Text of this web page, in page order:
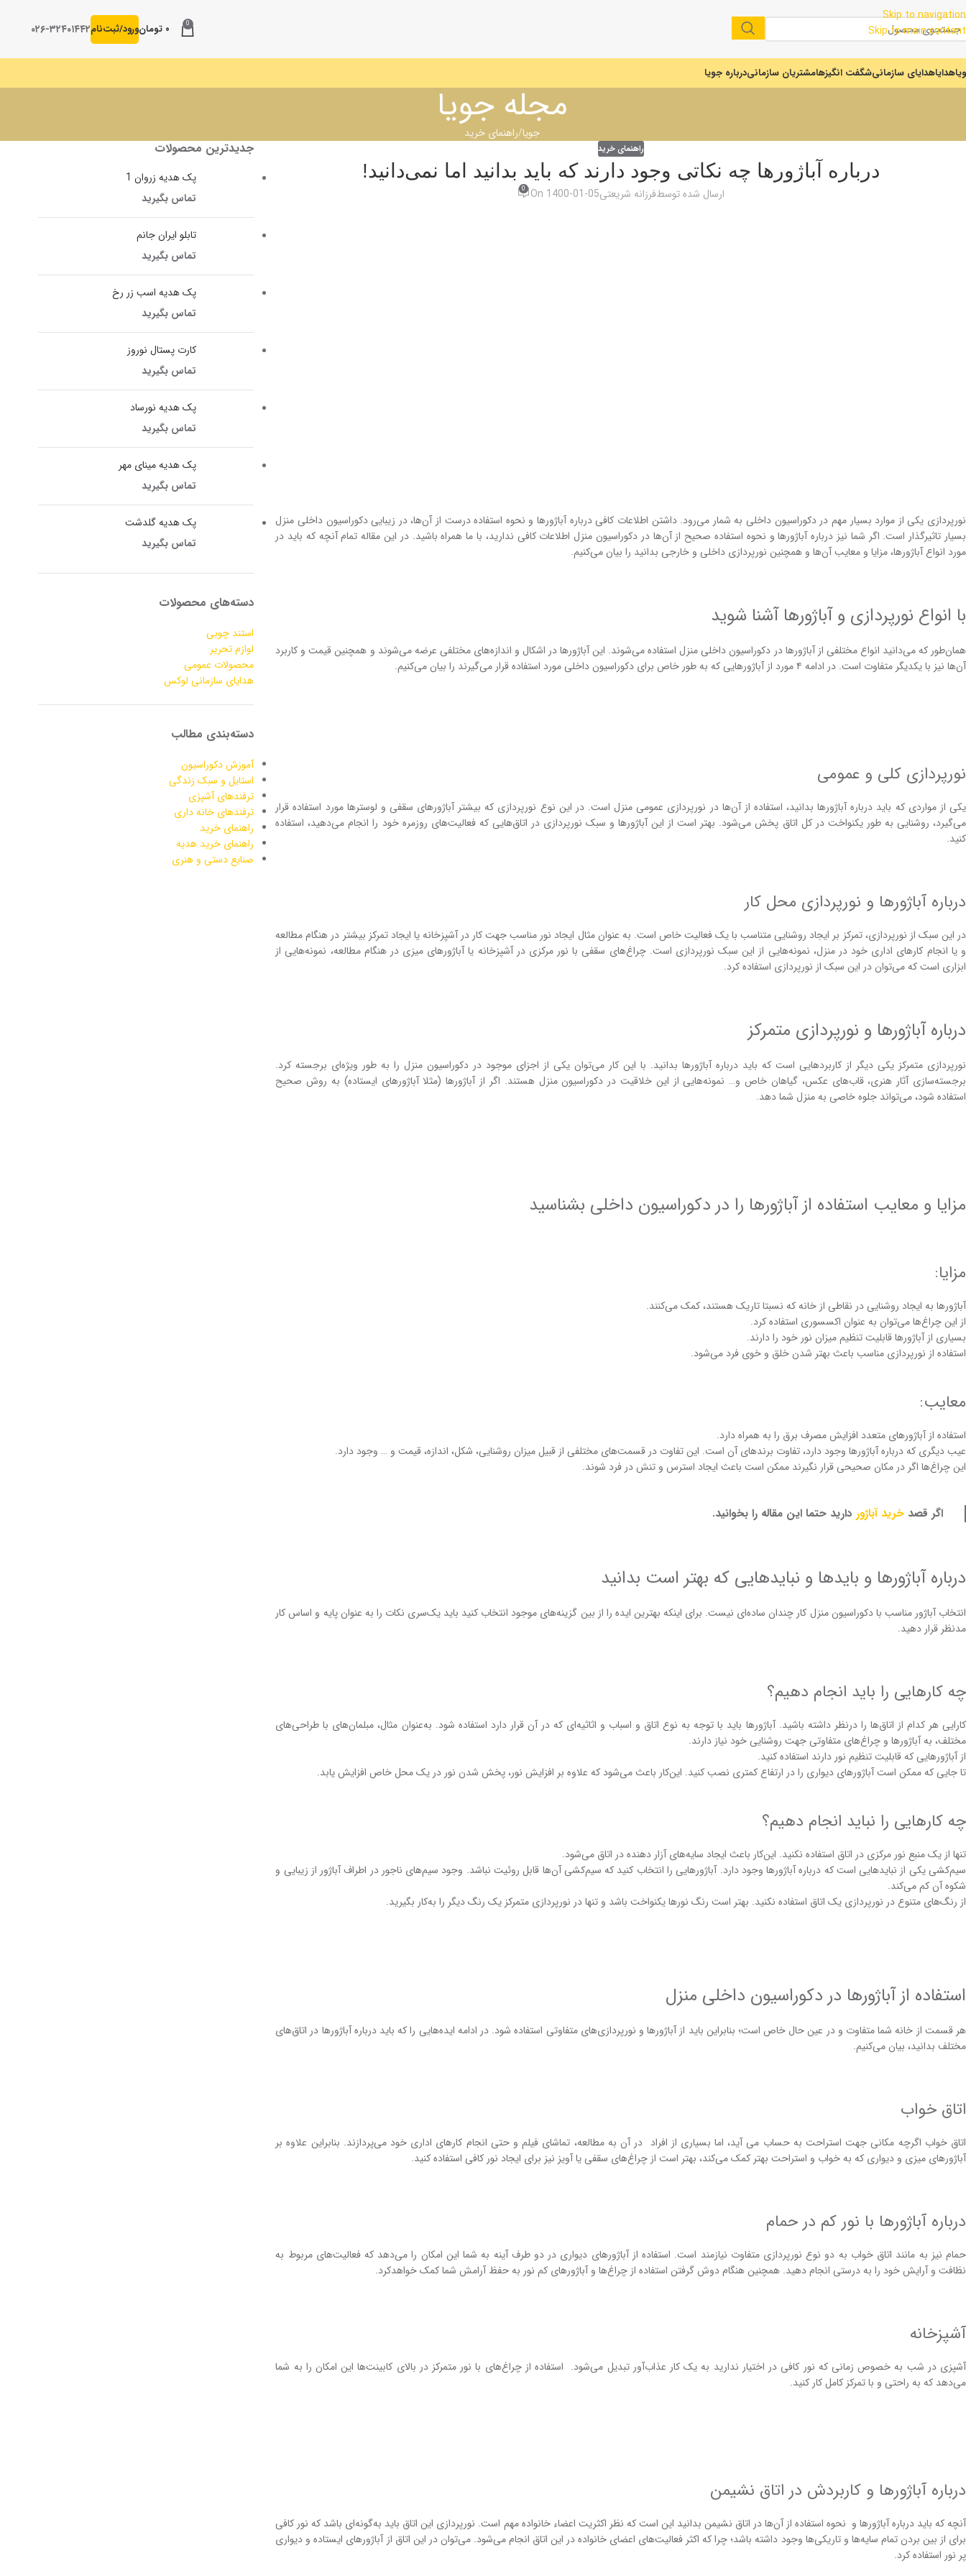
Skip to navigation
Skip to main content
0 ۰ تومانورود/ثبت‌نام۰۲۶-۳۲۴۰۱۴۴۲
هدایاهدایای سازمانیشگفت انگیزهامشتریان سازمانیدرباره جویا
مجله جویا
جویا راهنمای خرید
راهنمای خرید
درباره آباژور‌ها چه نکاتی وجود دارند که باید بدانید اما نمی‌دانید!
ارسال شده توسطفرزانه شریعتیOn 1400-01-05
0
نورپردازی یکی از موارد بسیار مهم در دکوراسیون‌ داخلی به ‌شمار می‌رود. داشتن اطلاعات کافی درباره آباژورها و نحوه‌ استفاده درست از آن‌ها، در زیبایی دکوراسیون داخلی منزل
بسیار تاثیر‌گذار است. اگر شما نیز درباره آباژور‌ها و نحوه استفاده صحیح از آن‌ها در دکوراسیون منزل اطلاعات کافی ندارید، با ما همراه باشید. در این مقاله تمام آنچه که باید در
مورد انواع آباژور‌ها، مزایا و معایب آن‌ها و همچنین نورپردازی داخلی و خارجی بدانید را بیان می‌کنیم.
با انواع نورپردازی و آباژور‌ها آشنا شوید
همان‌طور که می‌دانید انواع مختلفی از آباژور‌ها در دکوراسیون داخلی منزل استفاده می‌شوند. این آباژور‌ها در اشکال و اندازه‌های مختلفی عرضه می‌شوند و همچنین قیمت و کاربرد
آن‌ها نیز با یکدیگر متفاوت است. در ادامه ۴ مورد از آباژور‌هایی که به ‌طور خاص برای دکوراسیون داخلی مورد استفاده قرار می‌گیرند را بیان می‌کنیم.
نورپردازی کلی و عمومی
یکی از مواردی که باید درباره آباژور‌ها بدانید، استفاده از آن‌ها در نورپردازی عمومی منزل است. در این نوع نورپردازی که بیشتر آباژور‌های سقفی و لوستر‌ها مورد استفاده قرار
می‌گیرد، روشنایی به‌ طور یکنواخت در کل اتاق پخش می‌شود. بهتر است از این آباژور‌ها و سبک نورپردازی در اتاق‌هایی که فعالیت‌های روزمره خود را انجام می‌دهید، استفاده
کنید.
درباره آباژور‌ها و نورپردازی محل کار
در این سبک از نورپردازی، تمرکز بر ایجاد روشنایی متناسب با یک فعالیت خاص است. به عنوان مثال ایجاد نور مناسب جهت کار در آشپزخانه یا ایجاد تمرکز بیشتر در هنگام مطالعه
و یا انجام کارهای اداری خود در منزل، نمونه‌هایی از این سبک نورپردازی است. چراغ‌های سقفی با نور مرکزی در آشپزخانه یا آباژور‌های میزی در هنگام مطالعه، نمونه‌هایی از
ابزاری است که می‌توان در این سبک از نورپردازی استفاده کرد.
درباره آباژور‌ها و نورپردازی متمرکز
نورپردازی متمرکز یکی دیگر از کاربردهایی است که باید درباره آباژور‌ها بدانید. با این‌ کار می‌توان یکی از اجزای موجود در دکوراسیون منزل را به‌ طور ویژه‌ای برجسته‌ کرد.
برجسته‌سازی آثار هنری، قاب‌های عکس، گیاهان خاص و… نمونه‌هایی از این خلاقیت در دکوراسیون منزل هستند. اگر از آباژور‌ها (مثلا آباژور‌های ایستاده) به روش صحیح
استفاده شود، می‌تواند جلوه خاصی به منزل شما دهد.
مزایا و معایب استفاده از آباژور‌ها را در دکوراسیون داخلی بشناسید
مزایا:
آباژور‌ها به ایجاد روشنایی در نقاطی از خانه که نسبتا تاریک هستند، کمک می‌کنند.
از این چراغ‌ها می‌توان به عنوان اکسسوری استفاده کرد.
بسیاری از آباژور‌ها قابلیت تنظیم میزان نور خود را دارند.
استفاده از نورپردازی مناسب باعث بهتر ‌شدن خلق و خوی فرد می‌شود.
معایب:
استفاده از آباژور‌های متعدد افزایش مصرف برق را به ‌همراه دارد.
عیب دیگری که درباره آباژور‌ها وجود دارد، تفاوت برند‌های آن است. این تفاوت در قسمت‌های مختلفی از قبیل میزان روشنایی، شکل، اندازه، قیمت و … وجود دارد.
این چراغ‌ها اگر در مکان صحیحی قرار نگیرند ممکن است باعث ایجاد استرس و تنش در فرد شوند.
اگر قصد خرید آباژور دارید حتما این مقاله را بخوانید.
درباره آباژور‌ها و باید‌ها و نباید‌هایی که بهتر است بدانید
انتخاب آباژور مناسب با دکوراسیون منزل کار چندان ساده‌ای نیست. برای اینکه بهترین ایده‌ را از بین گزینه‌های موجود انتخاب کنید باید یک‌سری نکات را به‌ عنوان پایه و اساس کار
مد‌نظر قرار دهید.
چه ‌کارهایی را باید انجام دهیم؟
کارایی هر کدام از اتاق‌ها را در‌نظر داشته ‌باشید. آباژور‌ها باید با توجه به نوع اتاق و اسباب و اثاثیه‌ای که در آن قرار دارد استفاده شود. به‌عنوان مثال، مبلمان‌های با طراحی‌های
مختلف، به آباژور‌ها و چراغ‌های متفاوتی جهت روشنایی خود نیاز دارند.
از آباژور‌هایی که قابلیت تنظیم نور دارند استفاده کنید.
تا جایی که ممکن است آباژور‌های دیواری را در ارتفاع کمتری نصب کنید. این‌کار باعث می‌شود که علاوه بر افزایش نور، پخش‌ شدن نور در یک محل خاص افزایش یابد.
چه ‌کارهایی را نباید انجام دهیم؟
تنها از یک منبع نور مرکزی در اتاق استفاده نکنید. این‌کار باعث ایجاد سایه‌های آزار دهنده در اتاق می‌شود.
سیم‌کشی یکی از نباید‌هایی است که درباره آباژور‌ها وجود دارد. آباژور‌هایی را انتخاب کنید که سیم‌کشی آن‌ها قابل روئیت نباشد. وجود سیم‌های ناجور در اطراف آباژور از زیبایی و
شکوه آن کم می‌کند.
از رنگ‌های متنوع در نورپردازی یک اتاق استفاده نکنید. بهتر است رنگ نور‌ها یکنواخت باشد و تنها در نورپردازی متمرکز یک رنگ دیگر را به‌کار بگیرید.
استفاده از آباژور‌ها در دکوراسیون داخلی منزل
هر قسمت از خانه شما متفاوت و در عین حال خاص است؛ بنابراین باید از آباژور‌ها و نورپردازی‌های متفاوتی استفاده شود. در ادامه ایده‌هایی را که باید درباره آباژور‌ها در اتاق‌های
مختلف بدانید، بیان می‌کنیم.
اتاق خواب
اتاق خواب اگرچه مکانی جهت استراحت به ‌حساب می آید، اما بسیاری از افراد در آن به مطالعه، تماشای فیلم و حتی انجام کارهای اداری خود می‌پردازند. بنابراین علاوه بر
آباژور‌های میزی و دیواری که به خواب و استراحت بهتر کمک می‌کند، بهتر است از چراغ‌های سقفی یا آویز نیز برای ایجاد نور کافی استفاده کنید.
درباره آباژور‌ها با نور کم در حمام
حمام نیز به مانند اتاق خواب به دو نوع نورپردازی متفاوت نیازمند است. استفاده از آباژور‌های دیواری در دو طرف آینه به شما این امکان را می‌دهد که فعالیت‌های مربوط به
نظافت و آرایش خود را به ‌درستی انجام دهید. همچنین هنگام دوش گرفتن استفاده از چراغ‌ها و آباژور‌های کم‌ نور به حفظ آرامش شما کمک خواهد‌کرد.
آشپزخانه
آشپزی در شب به‌ خصوص زمانی که نور کافی در اختیار ندارید به یک کار عذاب‌آور تبدیل می‌شود. استفاده از چراغ‌های با نور متمرکز در بالای کابینت‌ها این امکان را به شما
می‌دهد که به‌ راحتی و با تمرکز کامل کار کنید.
درباره آباژور‌ها و کاربردش در اتاق نشیمن
آنچه که باید درباره آباژور‌ها و نحوه استفاده از آن‌ها در اتاق نشیمن بدانید این است که نظر اکثریت اعضاء خانواده مهم است. نورپردازی این اتاق‌ باید به‌گونه‌ای باشد که نور کافی
برای از بین ‌بردن تمام سایه‌ها و تاریکی‌ها وجود داشته ‌باشد؛ چرا که اکثر فعالیت‌های اعضای خانواده در این اتاق انجام‌ می‌شود. می‌توان در این اتاق از آباژور‌های ایستاده و دیواری
پر نور استفاده کرد.
جدیدترین محصولات
پک هدیه زروان 1
تماس بگیرید
تابلو ایران جانم
تماس بگیرید
پک هدیه اسب زر رخ
تماس بگیرید
کارت پستال نوروز
تماس بگیرید
پک هدیه نورساد
تماس بگیرید
پک هدیه مینای مهر
تماس بگیرید
پک هدیه گلدشت
تماس بگیرید
دسته‌های محصولات
استند چوبی
لوازم تحریر
محصولات عمومی
هدایای سازمانی لوکس
دسته‌بندی مطالب
آموزش دکوراسیون
استایل و سبک زندگی
ترفندهای آشپزی
ترفندهای خانه داری
راهنمای خرید
راهنمای خرید هدیه
صنایع دستی و هنری